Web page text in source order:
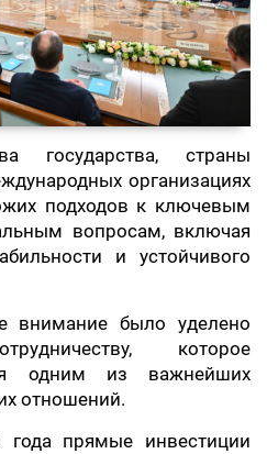
государства, страны
организациях
подходов к ключевым
вопросам, включая
и устойчивого
внимание было уделено
которое
одним из важнейших
отношений.
прямые инвестиции